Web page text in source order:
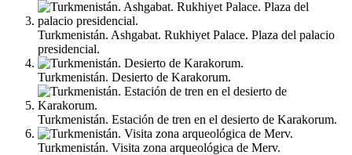
Turkmenistán. Ashgabat. Rukhiyet Palace. Plaza del palacio
presidencial.
Turkmenistán. Desierto de Karakorum.
Turkmenistán. Estación de tren en el desierto de Karakorum.
Turkmenistán. Visita zona arqueológica de Merv.